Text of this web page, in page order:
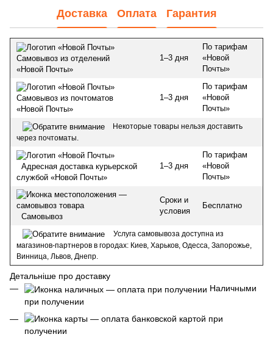
Доставка Оплата Гарантия
Самовывоз из отделений
«Новой Почты»
1–3 дня
По тарифам
«Новой
Почты»
Самовывоз из почтоматов
«Новой Почты»
1–3 дня
По тарифам
«Новой
Почты»
Некоторые товары нельзя доставить
через почтоматы.
Адресная доставка курьерской
службой «Новой Почты»
1–3 дня
По тарифам
«Новой
Почты»
Самовывоз
Сроки и
условия
Бесплатно
Услуга самовывоза доступна из
магазинов-партнеров в городах: Киев, Харьков, Одесса, Запорожье,
Винница, Львов, Днепр.
Детальніше про доставку
Наличными
при получении